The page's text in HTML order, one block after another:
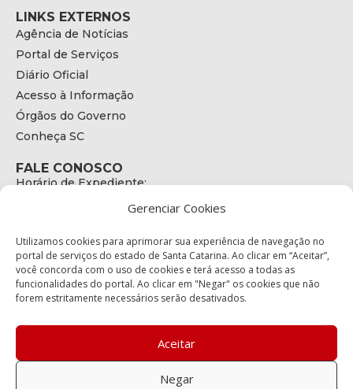
Gerenciar Cookies
Utilizamos cookies para aprimorar sua experiência de navegação no
portal de serviços do estado de Santa Catarina. Ao clicar em “Aceitar”,
você concorda com o uso de cookies e terá acesso a todas as
funcionalidades do portal. Ao clicar em "Negar" os cookies que não
forem estritamente necessários serão desativados.
Aceitar
Negar
LINKS EXTERNOS
Agência de Notícias
Portal de Serviços
Diário Oficial
Acesso à Informação
Órgãos do Governo
Conheça SC
FALE CONOSCO
Horário de Expediente:
E-mail:
secretariaexecutiva@cetran.sc.gov.br
ENDEREÇO
Endereço:
Bairro:
Coqueiros, Florianópolis SC
88.080-160